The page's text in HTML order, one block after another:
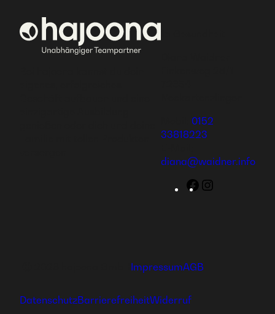
0152
33818223
diana@waidner.info
Facebook
ImpressumAGB
DatenschutzBarrierefreiheitWiderruf